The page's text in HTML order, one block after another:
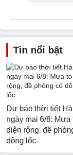
Tin nổi bật
Dự báo thời tiết
ngày mai 6/8: Mưa
diện rộng, đề
dông lốc